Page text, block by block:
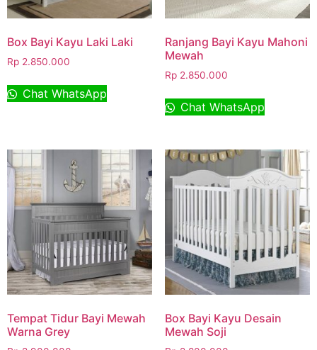
Box Bayi Kayu Laki Laki
Rp 2.850.000
Chat WhatsApp
Ranjang Bayi Kayu Mahoni
Mewah
Rp2.850.000
Chat WhatsApp
Tempat Tidur Bayi Mewah
Warna Grey
Box Bayi Kayu Desain
Mewah Soji